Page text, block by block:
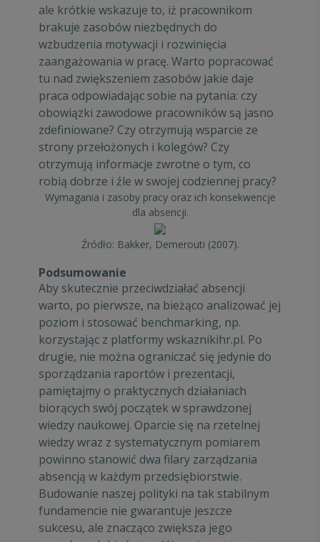
ale krótkie wskazuje to, iż pracownikom
brakuje zasobów niezbędnych do
wzbudzenia motywacji i rozwinięcia
zaangażowania w pracę. Warto popracować
tu nad zwiększeniem zasobów jakie daje
praca odpowiadając sobie na pytania: czy
obowiązki zawodowe pracowników są jasno
zdefiniowane? Czy otrzymują wsparcie ze
strony przełożonych i kolegów? Czy
otrzymują informacje zwrotne o tym, co
robią dobrze i źle w swojej codziennej pracy?
Wymagania i zasoby pracy oraz ich konsekwencje
dla absencji.
Źródło: Bakker, Demerouti (2007).
Podsumowanie
Aby skutecznie przeciwdziałać absencji
warto, po pierwsze, na bieżąco analizować jej
poziom i stosować benchmarking, np.
korzystając z platformy wskaznikihr.pl. Po
drugie, nie można ograniczać się jedynie do
sporządzania raportów i prezentacji,
pamiętajmy o praktycznych działaniach
biorących swój początek w sprawdzonej
wiedzy naukowej. Oparcie się na rzetelnej
wiedzy wraz z systematycznym pomiarem
powinno stanowić dwa filary zarządzania
absencją w każdym przedsiębiorstwie.
Budowanie naszej polityki na tak stabilnym
fundamencie nie gwarantuje jeszcze
sukcesu, ale znacząco zwiększa jego